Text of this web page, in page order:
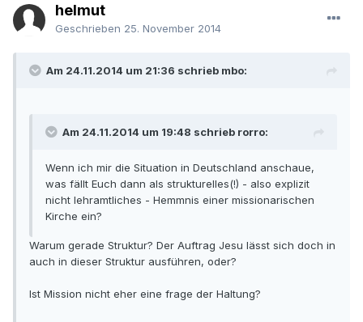
helmut
Geschrieben 25. November 2014
Am 24.11.2014 um 21:36 schrieb mbo:
Am 24.11.2014 um 19:48 schrieb rorro:
Wenn ich mir die Situation in Deutschland anschaue,
was fällt Euch dann als strukturelles(!) - also explizit
nicht lehramtliches - Hemmnis einer missionarischen
Kirche ein?
Warum gerade Struktur? Der Auftrag Jesu lässt sich doch in
auch in dieser Struktur ausführen, oder?
Ist Mission nicht eher eine frage der Haltung?